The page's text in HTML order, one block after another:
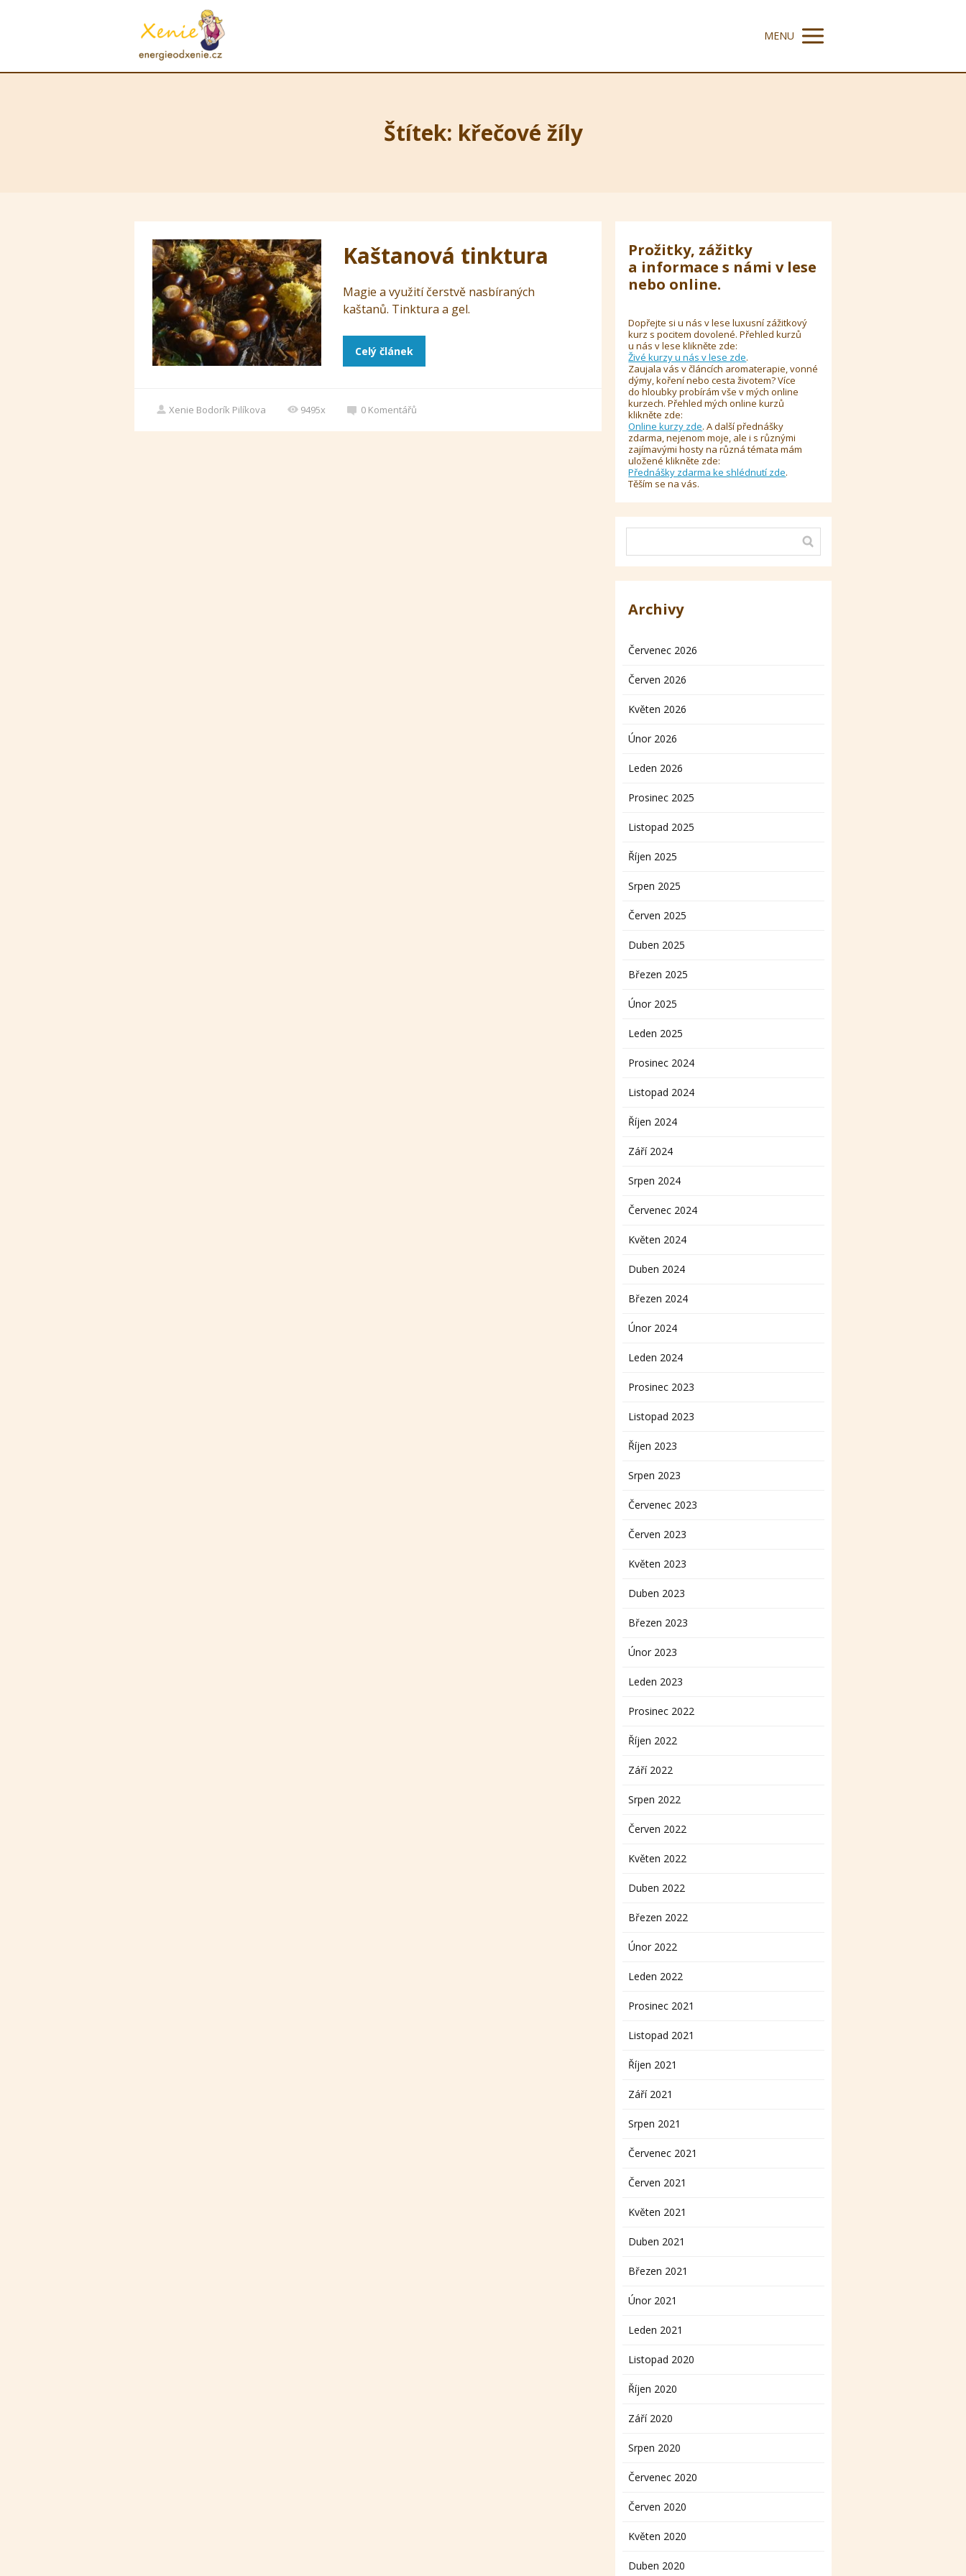
MENU
Štítek: křečové žíly
Kaštanová tinktura
Magie a využití čerstvě nasbíraných
kaštanů. Tinktura a gel.
Celý článek
Xenie Bodorík Pilíkova 9495x 0 Komentářů
Prožitky, zážitky
a informace s námi v lese
nebo online.
Dopřejte si u nás v lese luxusní zážitkový
kurz s pocitem dovolené. Přehled kurzů
u nás v lese klikněte zde:
Živé kurzy u nás v lese zde.
Zaujala vás v článcích aromaterapie, vonné
dýmy, koření nebo cesta životem? Více
do hloubky probírám vše v mých online
kurzech. Přehled mých online kurzů
klikněte zde:
Online kurzy zde. A další přednášky
zdarma, nejenom moje, ale i s různými
zajímavými hosty na různá témata mám
uložené klikněte zde:
Přednášky zdarma ke shlédnutí zde.
Těším se na vás.
Archivy
Červenec 2026
Červen 2026
Květen 2026
Únor 2026
Leden 2026
Prosinec 2025
Listopad 2025
Říjen 2025
Srpen 2025
Červen 2025
Duben 2025
Březen 2025
Únor 2025
Leden 2025
Prosinec 2024
Listopad 2024
Říjen 2024
Září 2024
Srpen 2024
Červenec 2024
Květen 2024
Duben 2024
Březen 2024
Únor 2024
Leden 2024
Prosinec 2023
Listopad 2023
Říjen 2023
Srpen 2023
Červenec 2023
Červen 2023
Květen 2023
Duben 2023
Březen 2023
Únor 2023
Leden 2023
Prosinec 2022
Říjen 2022
Září 2022
Srpen 2022
Červen 2022
Květen 2022
Duben 2022
Březen 2022
Únor 2022
Leden 2022
Prosinec 2021
Listopad 2021
Říjen 2021
Září 2021
Srpen 2021
Červenec 2021
Červen 2021
Květen 2021
Duben 2021
Březen 2021
Únor 2021
Leden 2021
Listopad 2020
Říjen 2020
Září 2020
Srpen 2020
Červenec 2020
Červen 2020
Květen 2020
Duben 2020